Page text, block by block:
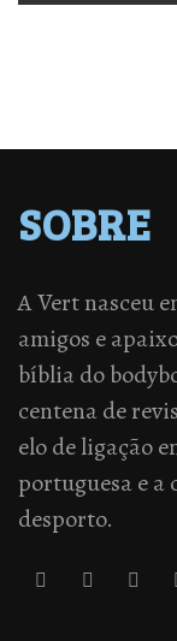
SOBRE
A Vert nasceu
amigos e
bíblia do
centena de
elo de ligação
portuguesa e a
desporto.